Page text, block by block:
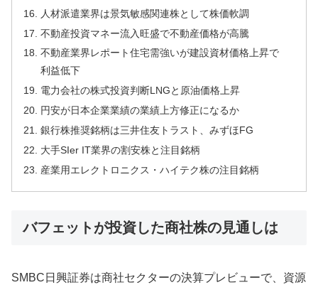
人材派遣業界は景気敏感関連株として株価軟調
不動産投資マネー流入旺盛で不動産価格が高騰
不動産業界レポート住宅需強いが建設資材価格上昇で
利益低下
電力会社の株式投資判断LNGと原油価格上昇
円安が日本企業業績の業績上方修正になるか
銀行株推奨銘柄は三井住友トラスト、みずほFG
大手SIer IT業界の割安株と注目銘柄
産業用エレクトロニクス・ハイテク株の注目銘柄
バフェットが投資した商社株の見通しは
SMBC日興証券は商社セクターの決算プレビューで、資源